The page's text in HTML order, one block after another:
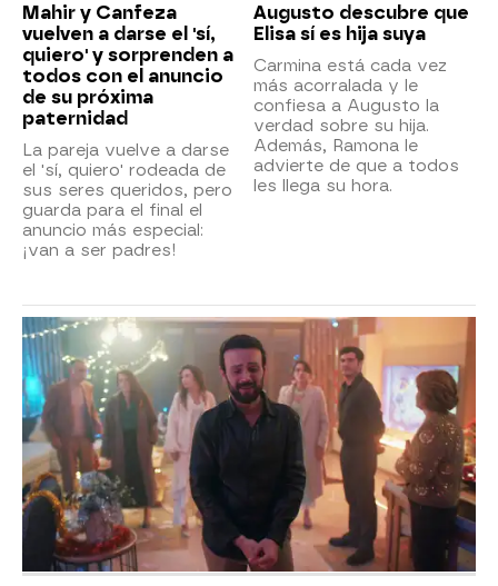
Mahir y Canfeza
vuelven a darse el 'sí,
quiero' y sorprenden a
todos con el anuncio
de su próxima
paternidad
La pareja vuelve a darse
el 'sí, quiero' rodeada de
sus seres queridos, pero
guarda para el final el
anuncio más especial:
¡van a ser padres!
Augusto descubre que
Elisa sí es hija suya
Carmina está cada vez
más acorralada y le
confiesa a Augusto la
verdad sobre su hija.
Además, Ramona le
advierte de que a todos
les llega su hora.